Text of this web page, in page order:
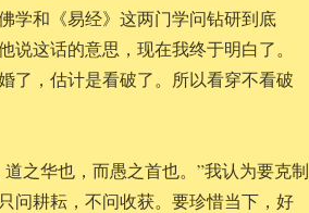
学和《易经》这两门学问钻研到底
这话的意思，现在我终于明白了。
了，估计是看破了。所以看穿不看破
之华也，而愚之首也。”我认为要克制
问耕耘，不问收获。要珍惜当下，好